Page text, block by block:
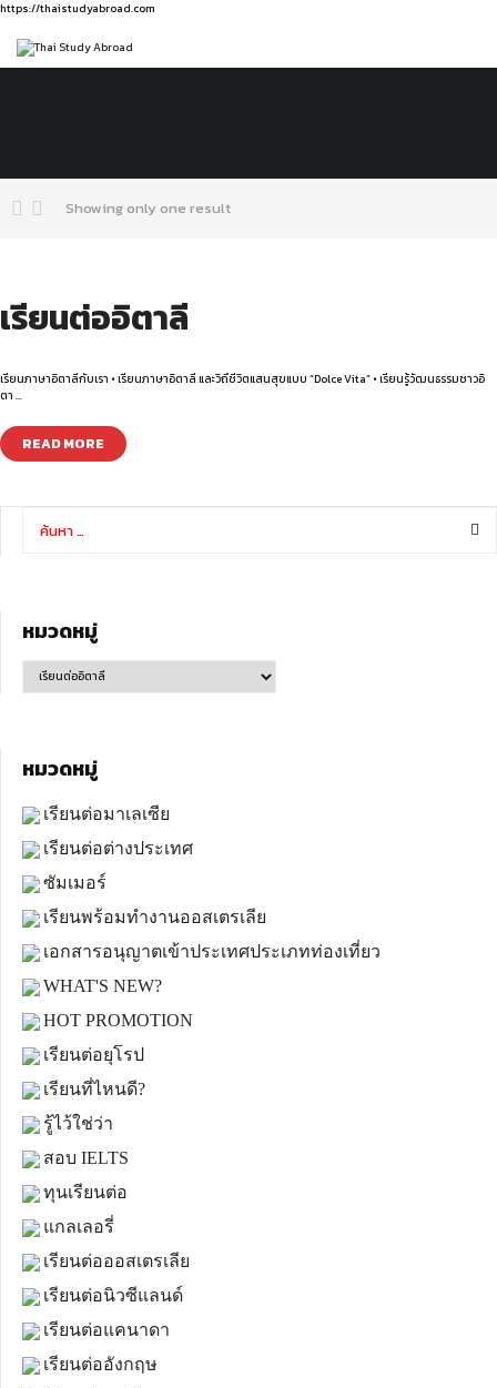
https://thaistudyabroad.com
Showing only one result
เรียนต่ออิตาลี
เรียนภาษาอิตาลีกับเรา • เรียนภาษาอิตาลี และวิถึชีวิตแสนสุขแบบ “Dolce Vita” • เรียนรู้วัฒนธรรมชาวอิ
ตา …
READ MORE
หมวดหมู่
หมวดหมู่
เรียนต่อมาเลเซีย
เรียนต่อต่างประเทศ
ซัมเมอร์
เรียนพร้อมทำงานออสเตรเลีย
เอกสารอนุญาตเข้าประเทศประเภทท่องเที่ยว
WHAT'S NEW?
HOT PROMOTION
เรียนต่อยุโรป
เรียนที่ไหนดี?
รู้ไว้ใช่ว่า
สอบ IELTS
ทุนเรียนต่อ
แกลเลอรี่
เรียนต่อออสเตรเลีย
เรียนต่อนิวซีแลนด์
เรียนต่อแคนาดา
เรียนต่ออังกฤษ